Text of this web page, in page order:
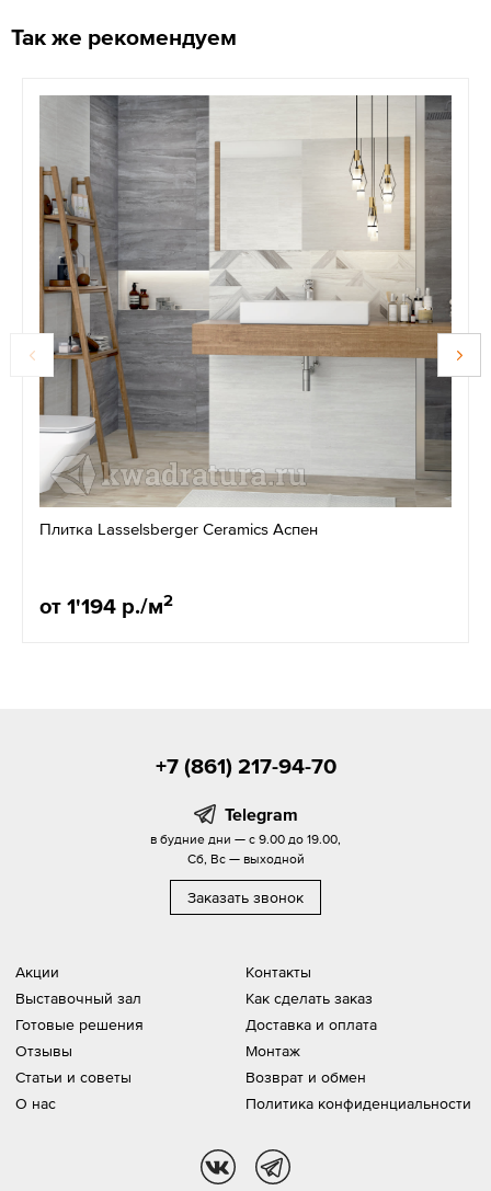
Так же рекомендуем
Плитка Lasselsberger Ceramics Аспен
от 1'194 р./м2
Акции
Выставочный зал
Готовые решения
Отзывы
Статьи и советы
О нас
Контакты
Как сделать заказ
Доставка и оплата
Монтаж
Возврат и обмен
Политика конфиденциальности
+7 (861) 217-94-70
Telegram
в будние дни — с 9.00 до 19.00,
Сб, Вс — выходной
Заказать звонок